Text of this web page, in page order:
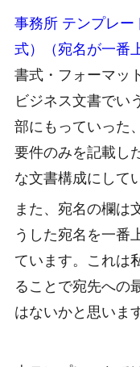
事務所 テンプレ
式）（宛名が一番
書式・フォーマッ
ビジネス文書でい
部にもっていった
要件のみを記載し
な文書構成にして
また、宛名の欄は
うした宛名を一番
ています。これは
ることで宛先への
はないかと思いま